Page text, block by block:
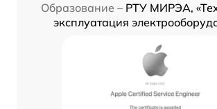
Образование – РТУ МИРЭА,
эксплуатация